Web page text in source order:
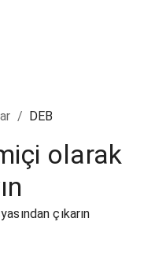
/ DEB
olarak
çıkarın